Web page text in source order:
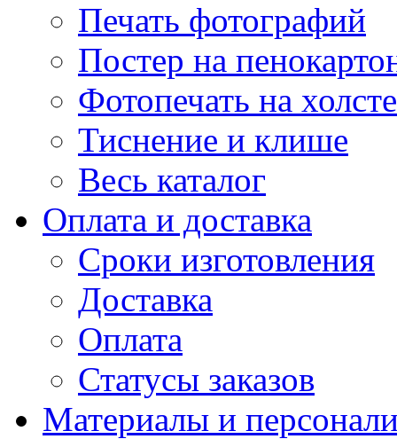
Печать фотографий
Постер на
Фотопечать на холсте
Тиснение и клише
Весь каталог
Оплата и доставка
Сроки изготовления
Доставка
Оплата
Статусы заказов
Материалы и